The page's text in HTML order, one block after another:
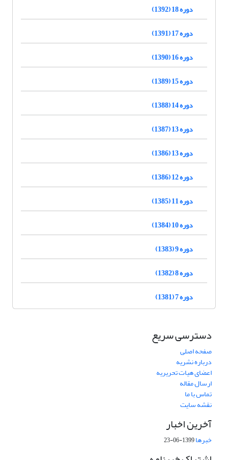
دوره 18 (1392)
دوره 17 (1391)
دوره 16 (1390)
دوره 15 (1389)
دوره 14 (1388)
دوره 13 (1387)
دوره 13 (1386)
دوره 12 (1386)
دوره 11 (1385)
دوره 10 (1384)
دوره 9 (1383)
دوره 8 (1382)
دوره 7 (1381)
دسترسی سریع
صفحه اصلی
درباره نشریه
اعضای هیات تحریریه
ارسال مقاله
تماس با ما
نقشه سایت
آخرین اخبار
خبرها1399-06-23